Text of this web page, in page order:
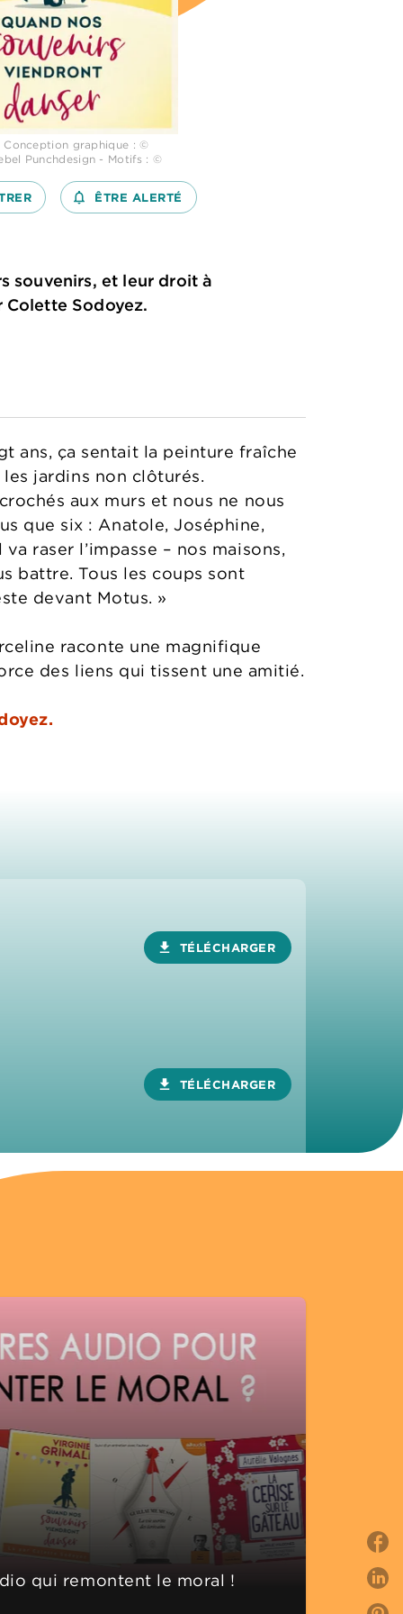
graphique : ©
Punchdesign - Motifs : ©
notifications_none_outlined
ÊTRE ALERTÉ
souvenirs, et leur droit à
Sodoyez.
ans, ça sentait la peinture fraîche
jardins non clôturés.
aux murs et nous ne nous
que six : Anatole, Joséphine,
raser l’impasse – nos maisons,
battre. Tous les coups sont
devant Motus. »
raconte une magnifique
des liens qui tissent une amitié.
download TÉLÉCHARGER
download TÉLÉCHARGER
qui remontent le moral !